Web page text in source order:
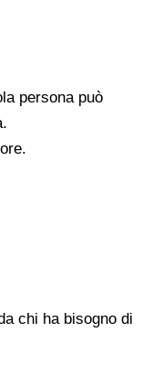
persona può
chi ha bisogno di